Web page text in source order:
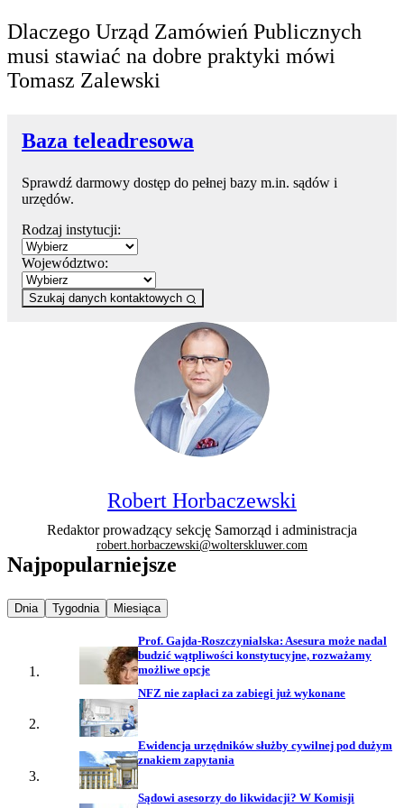
Dlaczego Urząd Zamówień Publicznych
musi stawiać na dobre praktyki mówi
Tomasz Zalewski
Baza teleadresowa
Sprawdź darmowy dostęp do pełnej bazy m.in. sądów i
urzędów.
Rodzaj instytucji:
Województwo:
Szukaj danych kontaktowych
Robert Horbaczewski
Redaktor prowadzący sekcję Samorząd i administracja
robert.horbaczewski@wolterskluwer.com
Najpopularniejsze
Najpopularniejsze wiadomości z
Dnia Najpopularniejsze wiadomości z
Tygodnia Najpopularniejsze wiadomości z
Miesiąca
Prof. Gajda-Roszczynialska: Asesura może nadal
budzić wątpliwości konstytucyjne, rozważamy
możliwe opcje
NFZ nie zapłaci za zabiegi już wykonane
Ewidencja urzędników służby cywilnej pod dużym
znakiem zapytania
Sądowi asesorzy do likwidacji? W Komisji